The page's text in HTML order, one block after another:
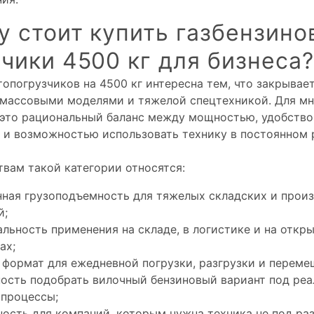
стоит купить
4500 кг для бизнеса?
на 4500 кг интересна тем, что
моделями и тяжелой спецтехникой. Для
рациональный баланс между мощностью,
и возможностью использовать технику в постоянном
такой категории относятся:
грузоподъемность для тяжелых складских и
применения на складе, в логистике и на
для ежедневной погрузки, разгрузки и
подобрать вилочный бензиновый вариант под